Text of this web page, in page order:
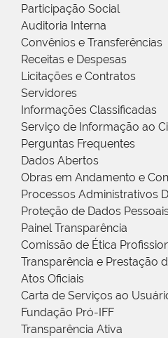
Participação Social
Auditoria Interna
Convênios e Transferências
Receitas e Despesas
Licitações e Contratos
Servidores
Informações Classificadas
Serviço de Informação ao
Perguntas Frequentes
Dados Abertos
Obras em Andamento e
Processos Administrativos
Proteção de Dados
Painel Transparência
Comissão de Ética
Transparência e Prestação
Atos Oficiais
Carta de Serviços ao
Fundação Pró-IFF
Transparência Ativa